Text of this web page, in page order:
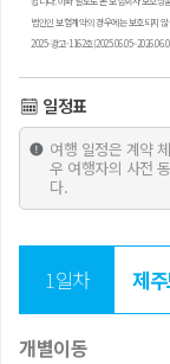
법인인 보험계약의 경우에는 보호되지
2025-광고-1162호
일정표
여행 일정은 계약
우 여행자의 사전
다.
1일차 제
개별이동